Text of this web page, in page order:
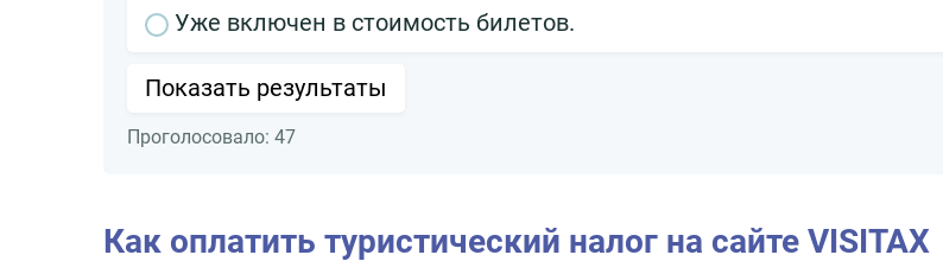
Уже включен в стоимость билетов.
Показать результаты
Проголосовало: 47
Как оплатить туристический налог на сайте VISITAX